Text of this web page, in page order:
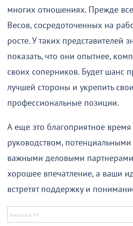
многих отношениях. Прежде
Весов, сосредоточенных на
росте. У таких представителей
показать, что они опытнее,
своих соперников. Будет шанс
лучшей стороны и укрепить свои
профессиональные позиции.
А еще это благоприятное
руководством,
важными деловыми
хорошее впечатление, а ваши
встретят поддержку и